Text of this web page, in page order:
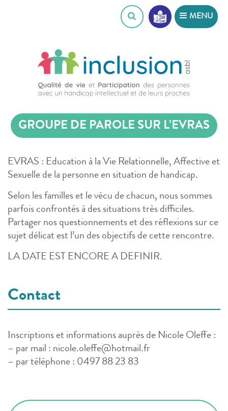
MENU
GROUPE DE PAROLE SUR L’EVRAS
EVRAS : Education à la Vie Relationnelle, Affective et
Sexuelle de la personne en situation de handicap.
Selon les familles et le vécu de chacun, nous sommes
parfois confrontés à des situations très difficiles.
Partager nos questionnements et des réflexions sur ce
sujet délicat est l’un des objectifs de cette rencontre.
LA DATE EST ENCORE A DEFINIR.
Contact
Inscriptions et informations auprès de Nicole Oleffe :
– par mail : nicole.oleffe@hotmail.fr
– par téléphone : 0497 88 23 83